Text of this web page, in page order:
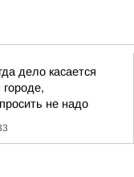
дело касается
не надо